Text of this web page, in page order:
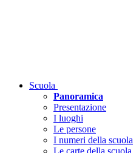
Scuola
Panoramica
Presentazione
I luoghi
Le persone
I numeri della scuola